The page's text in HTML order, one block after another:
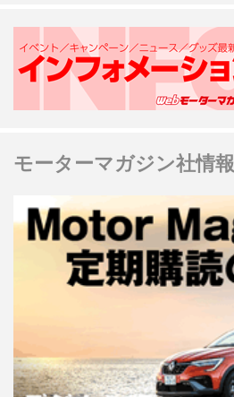
モーターマガジン社情報